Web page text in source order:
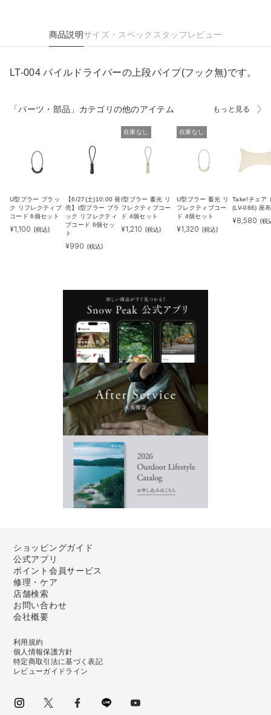
商品説明サイズ・スペック スタッフレビュー
LT-004 パイルドライバーの上段パイプ(フック無)です。
「パーツ・部品」カテゴリの他のアイテム もっと見る
U型プラー ブラッ
ク リフレクティブ
コード 6個セット
¥1,100 (税込)
【6/27(土)10:00 発
売】I型プラー ブラ
ック リフレクティ
ブコード 6個セッ
ト
¥990 (税込)
在庫なし
I型プラー 蓄光 リ
フレクティブコー
ド 4個セット
¥1,210 (税込)
在庫なし
U型プラー 蓄光 リ
フレクティブコー
ド 4個セット
¥1,320 (税込)
Take!チェア
(LV-086) 座
¥8,580 (税
ショッピングガイド
公式アプリ
ポイント会員サービス
修理・ケア
店舗検索
お問い合わせ
会社概要
利用規約
個人情報保護方針
特定商取引法に基づく表記
レビューガイドライン